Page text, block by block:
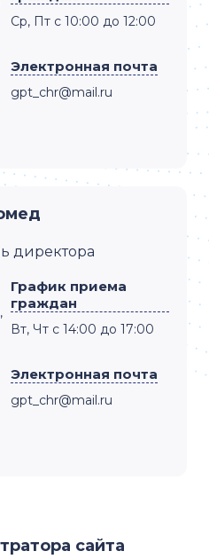
Ср, Пт с 10:00 до 12:00
Электронная почта
gpt_chr@mail.ru
директора
График приема
граждан
Вт, Чт с 14:00 до 17:00
Электронная почта
gpt_chr@mail.ru
сайта